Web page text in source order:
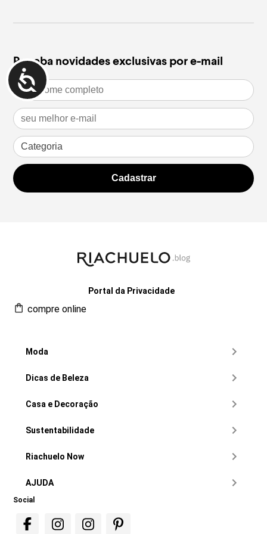
Receba novidades exclusivas por e-mail
Portal da Privacidade
compre online
Moda
Dicas de Beleza
Casa e Decoração
Sustentabilidade
Riachuelo Now
AJUDA
Social